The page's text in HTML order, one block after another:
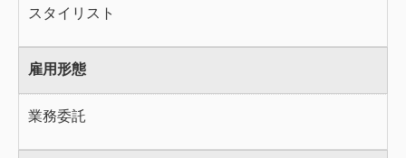
スタイリスト
雇用形態
業務委託